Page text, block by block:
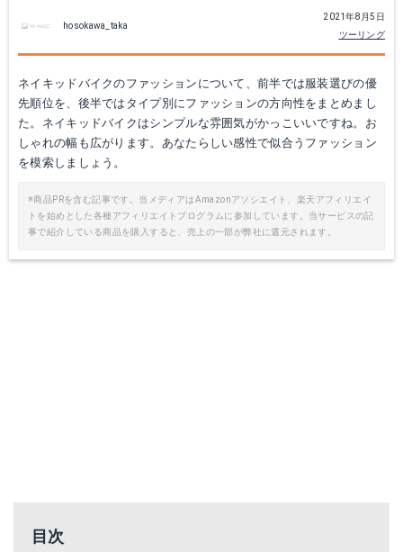
2021年8月5日
ツーリング
hosokawa_taka
ネイキッドバイクのファッションについて、前半では服装選びの優
先順位を、後半ではタイプ別にファッションの方向性をまとめまし
た。ネイキッドバイクはシンプルな雰囲気がかっこいいですね。お
しゃれの幅も広がります。あなたらしい感性で似合うファッション
を模索しましょう。
※商品PRを含む記事です。当メディアはAmazonアソシエイト、楽天アフィリエイ
トを始めとした各種アフィリエイトプログラムに参加しています。当サービスの記
事で紹介している商品を購入すると、売上の一部が弊社に還元されます。
目次